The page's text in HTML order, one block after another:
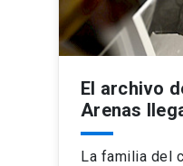
El archivo
Arenas
La familia del